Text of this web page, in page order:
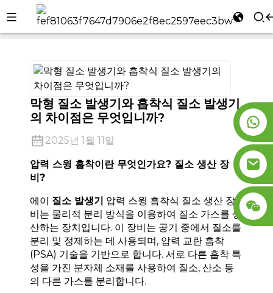
집 회사 소식
막형 질소 발생기와 흡착식 질소 발생기
의 차이점은 무엇입니까?
2025년 1월 11일
압력 스윙 흡착이란 무엇인가요? 질소 생산장
비?
에이 질소 발생기 압력 스윙 흡착식 질소 생산 장
비는 물리적 분리 방식을 이용하여 질소 가스를 생
산하는 장치입니다. 이 장비는 공기 중에서 질소를
분리 및 정제하는 데 사용되며, 압력 교란 흡착
(PSA) 기술을 기반으로 합니다. 서로 다른 흡착 특
성을 가진 분자체 소재를 사용하여 질소, 산소 등
의 다른 가스를 분리합니다.